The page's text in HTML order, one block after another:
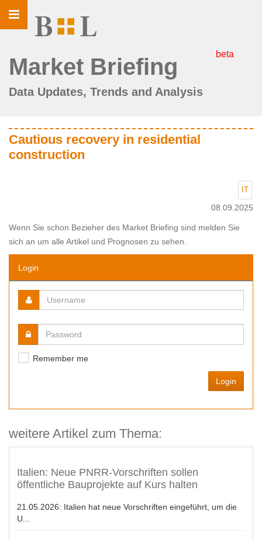
Toggle
navigation
Market Briefing beta
Data Updates, Trends and Analysis
Cautious recovery in residential
construction
08.09.2025
Wenn Sie schon Bezieher des Market Briefing sind melden Sie
sich an um alle Artikel und Prognosen zu sehen.
Login
Remember me
Login
weitere Artikel zum Thema:
Italien: Neue PNRR-Vorschriften sollen
öffentliche Bauprojekte auf Kurs halten
21.05.2026: Italien hat neue Vorschriften eingeführt, um die
U...